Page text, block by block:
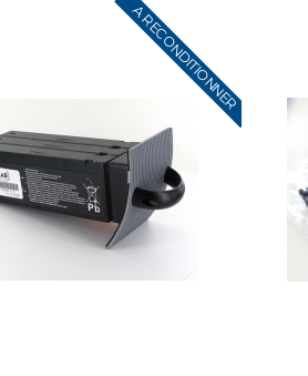
A RECONDITIONNER